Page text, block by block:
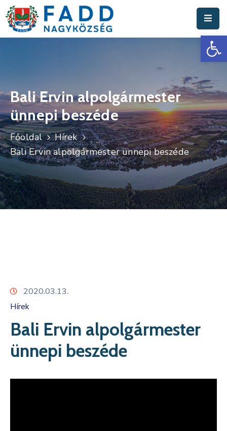
Hivatal
Fadd
Nagyközség
Turisztika
Választási
Információk
Események
Bali Ervin alpolgármester
ünnepi beszéde
Főoldal
Hírek
Bali Ervin alpolgármester ünnepi beszéde
2020.03.13.
Hírek
Bali Ervin alpolgármester
ünnepi beszéde